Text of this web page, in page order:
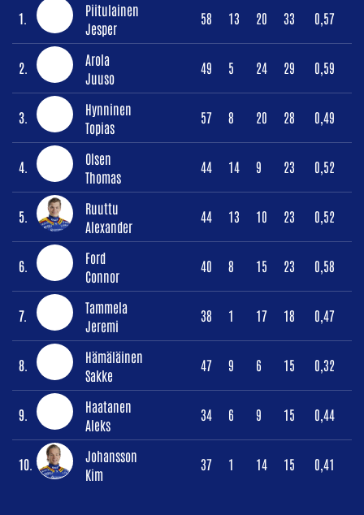
1.
Piitulainen
Jesper
58 13 20 33 0,57
2.
Arola
Juuso
49 5 24 29 0,59
3.
Hynninen
Topias
57 8 20 28 0,49
4.
Olsen
Thomas
44 14 9 23 0,52
5.
Ruuttu
Alexander
44 13 10 23 0,52
6.
Ford
Connor
40 8 15 23 0,58
7.
Tammela
Jeremi
38 1 17 18 0,47
8.
Hämäläinen
Sakke
47 9 6 15 0,32
9.
Haatanen
Aleks
34 6 9 15 0,44
10.
Johansson
Kim
37 1 14 15 0,41